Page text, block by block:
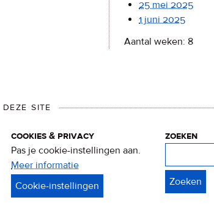
25 mei 2025
1 juni 2025
Aantal weken: 8
SITE
cookies & privacy
Pas je cookie-instellingen aan.
Meer informatie
&
zoeken